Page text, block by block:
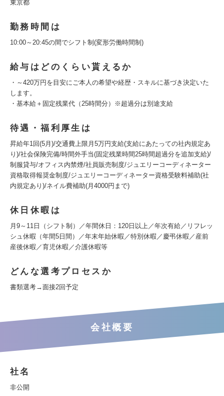
東京都
勤務時間は
10:00～20:45の間でシフト制(変形労働時間制)
給与はどのくらい貰えるか
・～420万円を目安にご本人の希望や経歴・スキルに基づき決定いた
します。
・基本給＋固定残業代（25時間分）※超過分は別途支給
待遇・福利厚生は
昇給年1回(5月)/交通費上限月5万円支給(支給にあたっての社内規定あ
り)/社会保険完備/時間外手当(固定残業時間25時間超過分を追加支給)/
制服貸与/オフィス内禁煙/社員販売制度/ジュエリーコーディネーター
資格取得報奨金制度/ジュエリーコーディネーター資格受験料補助(社
内規定あり)/ネイル費補助(月4000円まで)
休日休暇は
月9～11日（シフト制）／年間休日：120日以上／年次有給／リフレッ
シュ休暇（年間5日間）／年末年始休暇／特別休暇／慶弔休暇／産前
産後休暇／育児休暇／介護休暇等
どんな選考プロセスか
書類選考→面接2回予定
会社概要
社名
非公開